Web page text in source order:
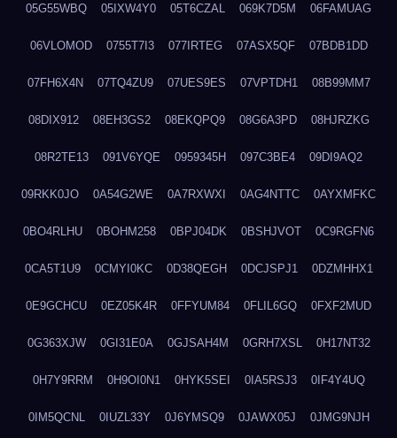
05G55WBQ 05IXW4Y0 05T6CZAL 069K7D5M 06FAMUAG
06VLOMOD 0755T7I3 077IRTEG 07ASX5QF 07BDB1DD
07FH6X4N 07TQ4ZU9 07UES9ES 07VPTDH1 08B99MM7
08DIX912 08EH3GS2 08EKQPQ9 08G6A3PD 08HJRZKG
08R2TE13 091V6YQE 0959345H 097C3BE4 09DI9AQ2
09RKK0JO 0A54G2WE 0A7RXWXI 0AG4NTTC 0AYXMFKC
0BO4RLHU 0BOHM258 0BPJ04DK 0BSHJVOT 0C9RGFN6
0CA5T1U9 0CMYI0KC 0D38QEGH 0DCJSPJ1 0DZMHHX1
0E9GCHCU 0EZ05K4R 0FFYUM84 0FLIL6GQ 0FXF2MUD
0G363XJW 0GI31E0A 0GJSAH4M 0GRH7XSL 0H17NT32
0H7Y9RRM 0H9OI0N1 0HYK5SEI 0IA5RSJ3 0IF4Y4UQ
0IM5QCNL 0IUZL33Y 0J6YMSQ9 0JAWX05J 0JMG9NJH